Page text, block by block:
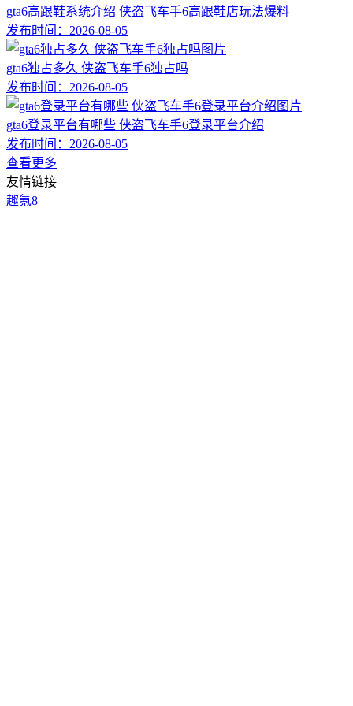
gta6高跟鞋系统介绍 侠盗飞车手6高跟鞋店玩法爆料
发布时间： 2026-08-05
gta6独占多久 侠盗飞车手6独占吗
发布时间： 2026-08-05
gta6登录平台有哪些 侠盗飞车手6登录平台介绍
发布时间： 2026-08-05
查看更多
友情链接
趣氪8